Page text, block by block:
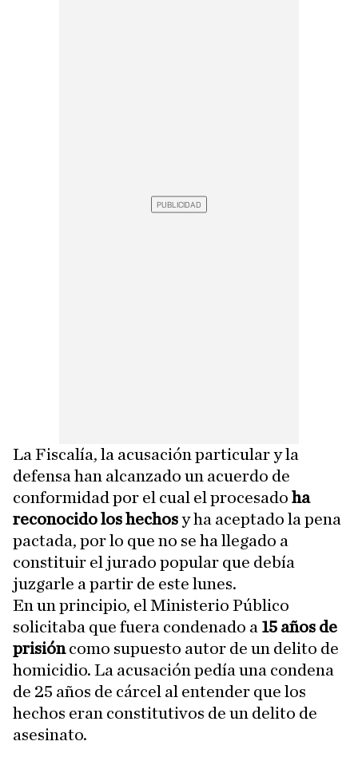
La Fiscalía, la acusación particular y la
defensa han alcanzado un acuerdo de
conformidad por el cual el procesado ha
reconocido los hechosy ha aceptado la pena
pactada, por lo que no se ha llegado a
constituir el jurado popular que debía
juzgarle a partir de este lunes.
En un principio, el Ministerio Público
solicitaba que fuera condenado a 15 años de
prisióncomo supuesto autor de un delito de
homicidio. La acusación pedía una condena
de 25 años de cárcel al entender que los
hechos eran constitutivos de un delito de
asesinato.